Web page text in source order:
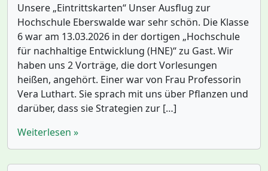
Unsere „Eintrittskarten“ Unser Ausflug zur
Hochschule Eberswalde war sehr schön. Die Klasse
6 war am 13.03.2026 in der dortigen „Hochschule
für nachhaltige Entwicklung (HNE)“ zu Gast. Wir
haben uns 2 Vorträge, die dort Vorlesungen
heißen, angehört. Einer war von Frau Professorin
Vera Luthart. Sie sprach mit uns über Pflanzen und
darüber, dass sie Strategien zur […]
Weiterlesen »